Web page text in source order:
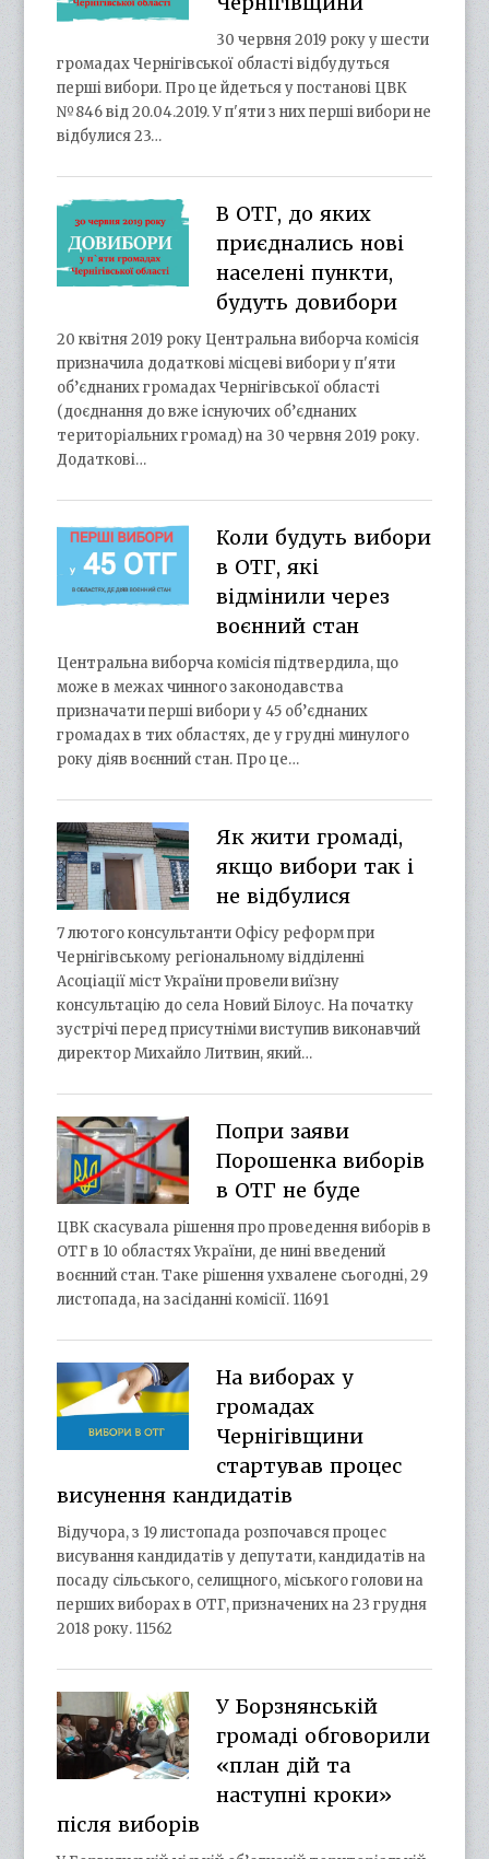
30 червня 2019 року у шести
громадах Чернігівської області відбудуться
перші вибори. Про це йдеться у постанові ЦВК
№846 від 20.04.2019. У п'яти з них перші вибори не
відбулися 23…
В ОТГ, до яких
приєднались нові
населені пункти,
будуть довибори
20 квітня 2019 року Центральна виборча комісія
призначила додаткові місцеві вибори у п'яти
об’єднаних громадах Чернігівської області
(доєднання до вже існуючих об’єднаних
територіальних громад) на 30 червня 2019 року.
Додаткові…
Коли будуть вибори
в ОТГ, які
відмінили через
воєнний стан
Центральна виборча комісія підтвердила, що
може в межах чинного законодавства
призначати перші вибори у 45 об’єднаних
громадах в тих областях, де у грудні минулого
року діяв воєнний стан. Про це…
Як жити громаді,
якщо вибори так і
не відбулися
7 лютого консультанти Офісу реформ при
Чернігівському регіональному відділенні
Асоціації міст України провели виїзну
консультацію до села Новий Білоус. На початку
зустрічі перед присутніми виступив виконавчий
директор Михайло Литвин, який…
Попри заяви
Порошенка виборів
в ОТГ не буде
ЦВК скасувала рішення про проведення виборів в
ОТГ в 10 областях України, де нині введений
воєнний стан. Таке рішення ухвалене сьогодні, 29
листопада, на засіданні комісії. 11691
На виборах у
громадах
Чернігівщини
стартував процес
висунення кандидатів
Відучора, з 19 листопада розпочався процес
висування кандидатів у депутати, кандидатів на
посаду сільського, селищного, міського голови на
перших виборах в ОТГ, призначених на 23 грудня
2018 року. 11562
У Борзнянській
громаді обговорили
«план дій та
наступні кроки»
після виборів